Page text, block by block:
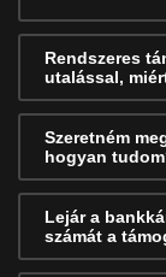
Rendszeres
utalással,
Szeretném
hogyan
Lejár a
számát a